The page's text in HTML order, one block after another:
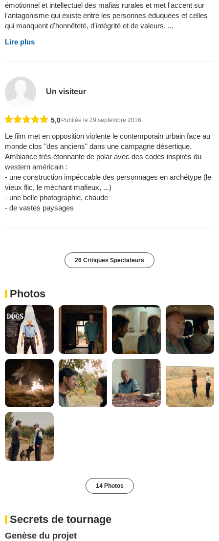
émotionnel et intellectuel des mafias rurales et met l'accent sur
l'antagonisme qui existe entre les personnes éduquées et celles
qui manquent d'honnêteté, d'intégrité et de valeurs, ...
Lire plus
Un visiteur
5,0 Publiée le 29 septembre 2016
Le film met en opposition violente le contemporain urbain face au
monde clos "des anciens" dans une campagne désertique.
Ambiance très étonnante de polar avec des codes inspirés du
western américain :
- une construction impéccable des personnages en archétype (le
vieux flic, le méchant mafieux, ...)
- une belle photographie, chaude
- de vastes paysages
26 Critiques Spectateurs
Photos
14 Photos
Secrets de tournage
Genèse du projet